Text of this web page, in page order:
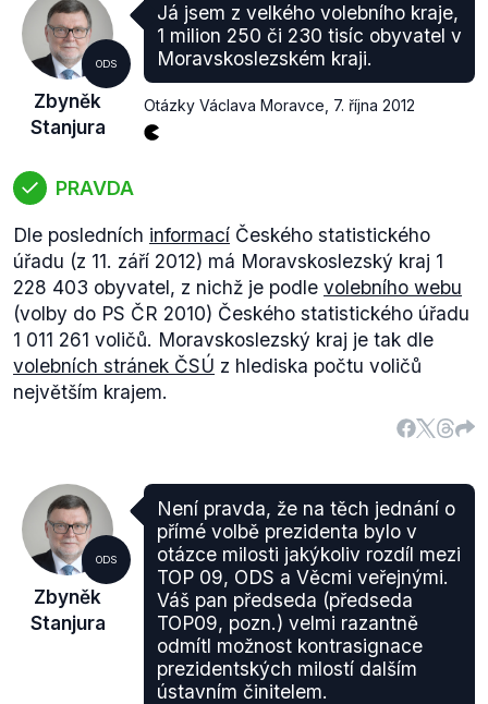
ODS
Zbyněk
Stanjura
Já jsem z velkého volebního kraje,
1 milion 250 či 230 tisíc obyvatel v
Moravskoslezském kraji.
Otázky Václava Moravce 7. října 2012
PRAVDA
Dle posledních informací Českého statistického
úřadu (z 11. září 2012) má Moravskoslezský kraj 1
228 403 obyvatel, z nichž je podle volebního webu
(volby do PS ČR 2010) Českého statistického úřadu
1 011 261 voličů. Moravskoslezský kraj je tak dle
volebních stránek ČSÚ z hlediska počtu voličů
největším krajem.
ODS
Zbyněk
Stanjura
Není pravda, že na těch jednání o
přímé volbě prezidenta bylo v
otázce milosti jakýkoliv rozdíl mezi
TOP 09, ODS a Věcmi veřejnými.
Váš pan předseda (předseda
TOP09, pozn.) velmi razantně
odmítl možnost kontrasignace
prezidentských milostí dalším
ústavním činitelem.